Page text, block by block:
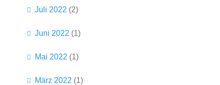
Juli 2022 (2)
Juni 2022 (1)
Mai 2022 (1)
März 2022 (1)